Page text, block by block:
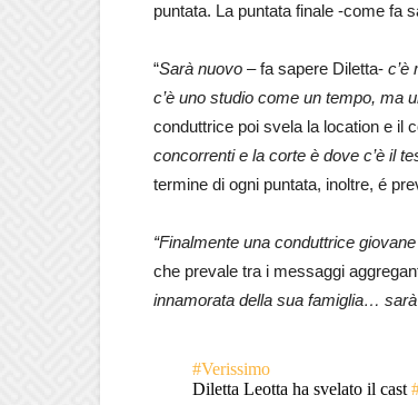
puntata. La puntata finale -come fa
“Sarà nuovo – fa sapere Diletta- c’è
c’è uno studio come un tempo, ma
conduttrice poi svela la location e il
concorrenti e la corte è dove c’è il
termine di ogni puntata, inoltre, é
“Finalmente una conduttrice
che prevale tra i messaggi
innamorata della sua famiglia…
#Verissimo
Diletta Leotta ha svelato il cast